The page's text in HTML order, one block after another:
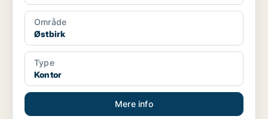
Område
Østbirk
Type
Kontor
Mere info